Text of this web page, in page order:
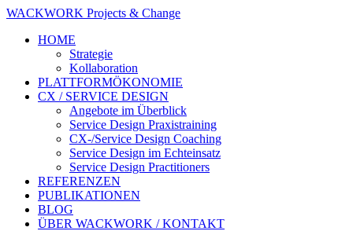
WACKWORK Projects & Change
HOME
Strategie
Kollaboration
PLATTFORMÖKONOMIE
CX / SERVICE DESIGN
Angebote im Überblick
Service Design Praxistraining
CX-/Service Design Coaching
Service Design im Echteinsatz
Service Design Practitioners
REFERENZEN
PUBLIKATIONEN
BLOG
ÜBER WACKWORK / KONTAKT